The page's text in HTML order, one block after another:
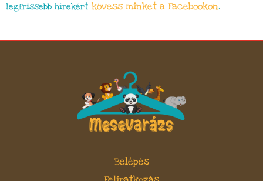
legfrissebb hírekért kövess minket a Facebookon.
Belépés